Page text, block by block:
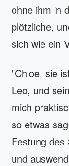
ohne ihm in
plötzliche,
sich wie ein
"Chloe, sie
Leo, und
mich
so etwas
Festung des
und